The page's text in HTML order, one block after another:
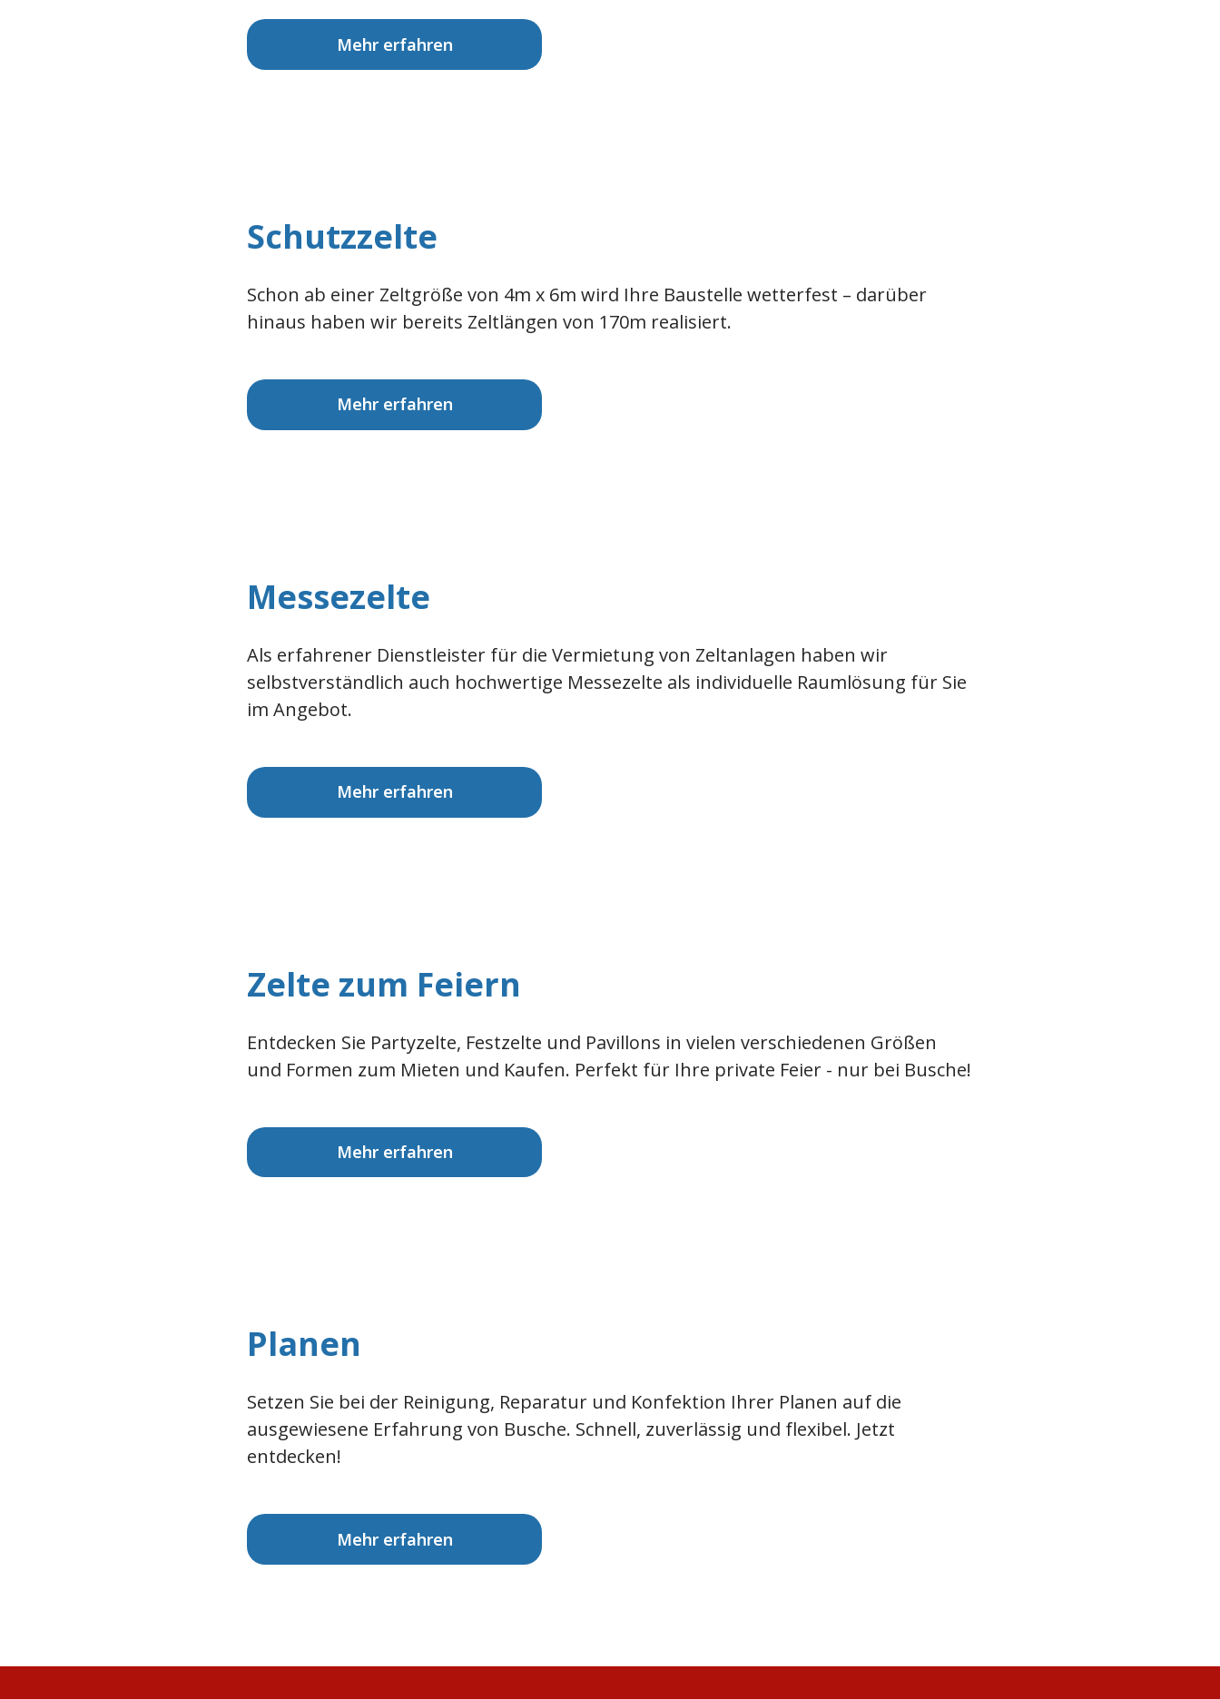
Mehr erfahren
Schutzzelte
Schon ab einer Zeltgröße von 4m x 6m wird Ihre Baustelle wetterfest – darüber
hinaus haben wir bereits Zeltlängen von 170m realisiert.
Mehr erfahren
Messezelte
Als erfahrener Dienstleister für die Vermietung von Zeltanlagen haben wir
selbstverständlich auch hochwertige Messezelte als individuelle Raumlösung für Sie
im Angebot.
Mehr erfahren
Zelte zum Feiern
Entdecken Sie Partyzelte, Festzelte und Pavillons in vielen verschiedenen Größen
und Formen zum Mieten und Kaufen. Perfekt für Ihre private Feier - nur bei Busche!
Mehr erfahren
Planen
Setzen Sie bei der Reinigung, Reparatur und Konfektion Ihrer Planen auf die
ausgewiesene Erfahrung von Busche. Schnell, zuverlässig und flexibel. Jetzt
entdecken!
Mehr erfahren